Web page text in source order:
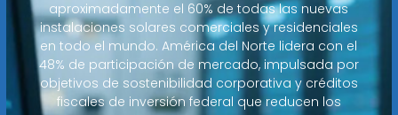
aproximadamente el 60% de todas las nuevas
instalaciones solares comerciales y residenciales
en todo el mundo. América del Norte lidera con el
48% de participación de mercado, impulsada por
objetivos de sostenibilidad corporativa y créditos
fiscales de inversión federal que reducen los